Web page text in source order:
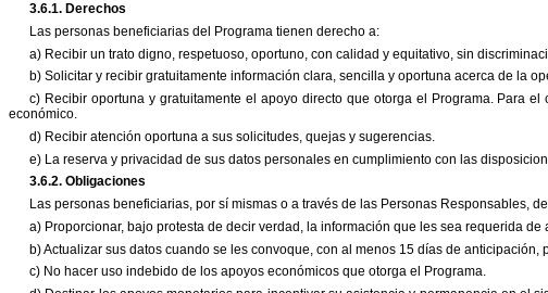
3.6.1. Derechos
Las personas beneficiarias del Programa tienen derecho a:
a) Recibir un trato digno, respetuoso, oportuno, con calidad y equitativo, sin
b) Solicitar y recibir gratuitamente información clara, sencilla y oportuna acerca de la
c) Recibir oportuna y gratuitamente el apoyo directo que otorga el Programa. Para el
económico.
d) Recibir atención oportuna a sus solicitudes, quejas y sugerencias.
e) La reserva y privacidad de sus datos personales en cumplimiento con las
3.6.2. Obligaciones
Las personas beneficiarias, por sí mismas o a través de las Personas Responsables,
a) Proporcionar, bajo protesta de decir verdad, la información que les sea requerida de
b) Actualizar sus datos cuando se les convoque, con al menos 15 días de anticipación,
c) No hacer uso indebido de los apoyos económicos que otorga el Programa.